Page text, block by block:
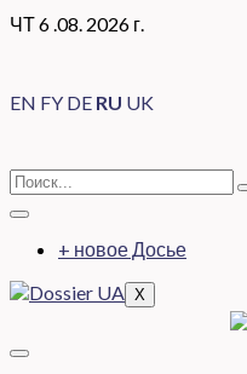
ЧТ 6 .08. 2026 г.
EN FY DE RU UK
+ новое Досье
X